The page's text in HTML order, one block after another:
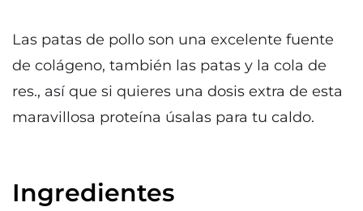
Las patas de pollo son una excelente fuente
de colágeno, también las patas y la cola de
res., así que si quieres una dosis extra de esta
maravillosa proteína úsalas para tu caldo.
Ingredientes